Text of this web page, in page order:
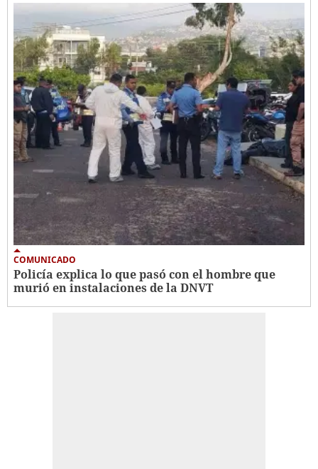
COMUNICADO
Policía explica lo que pasó con el hombre que
murió en instalaciones de la DNVT